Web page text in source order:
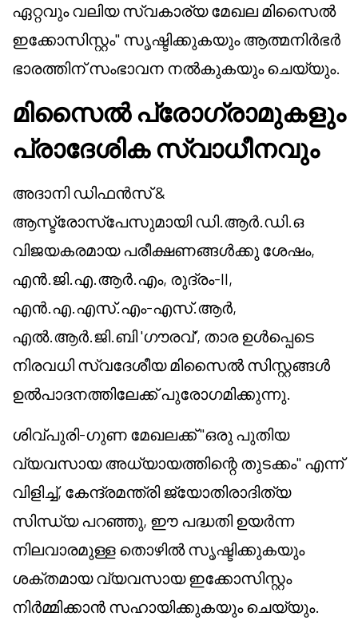
ഏറ്റവും വലിയ സ്വകാര്യ മേഖല മിസൈൽ
ഇക്കോസിസ്റ്റം" സൃഷ്ടിക്കുകയും ആത്മനിർഭർ
ഭാരത്തിന് സംഭാവന നൽകുകയും ചെയ്യും.
മിസൈൽ പ്രോഗ്രാമുകളും
പ്രാദേശിക സ്വാധീനവും
അദാനി ഡിഫൻസ് &
ആസ്ട്രോസ്പേസുമായി ഡി.ആർ.ഡി.ഒ
വിജയകരമായ പരീക്ഷണങ്ങൾക്കു ശേഷം,
എൻ.ജി.എ.ആർ.എം, രുദ്രം-II,
എൻ.എ.എസ്.എം-എസ്.ആർ,
എൽ.ആർ.ജി.ബി 'ഗൗരവ്', താര ഉൾപ്പെടെ
നിരവധി സ്വദേശീയ മിസൈൽ സിസ്റ്റങ്ങൾ
ഉൽപാദനത്തിലേക്ക് പുരോഗമിക്കുന്നു.
ശിവ്പുരി-ഗുണ മേഖലക്ക് "ഒരു പുതിയ
വ്യവസായ അധ്യായത്തിന്റെ തുടക്കം" എന്ന്
വിളിച്ച്, കേന്ദ്രമന്ത്രി ജ്യോതിരാദിത്യ
സിന്ധ്യ പറഞ്ഞു, ഈ പദ്ധതി ഉയർന്ന
നിലവാരമുള്ള തൊഴിൽ സൃഷ്ടിക്കുകയും
ശക്തമായ വ്യവസായ ഇക്കോസിസ്റ്റം
നിർമ്മിക്കാൻ സഹായിക്കുകയും ചെയ്യും.